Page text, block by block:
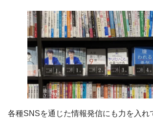
各種SNSを通じた情報発信にも力を入れ